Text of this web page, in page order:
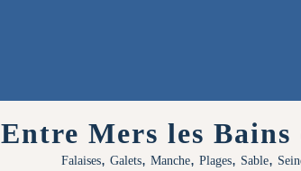
Entre Mers les
Falaises, Galets, Manche, Plages, Sable,